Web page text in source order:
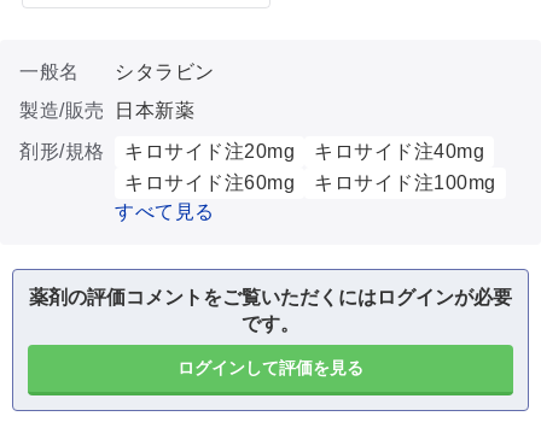
一般名
シタラビン
製造/販売
日本新薬
剤形/規格
キロサイド注20mg
キロサイド注40mg
キロサイド注60mg
キロサイド注100mg
すべて見る
薬剤の評価コメントをご覧いただくにはログインが必要
です。
ログインして評価を見る